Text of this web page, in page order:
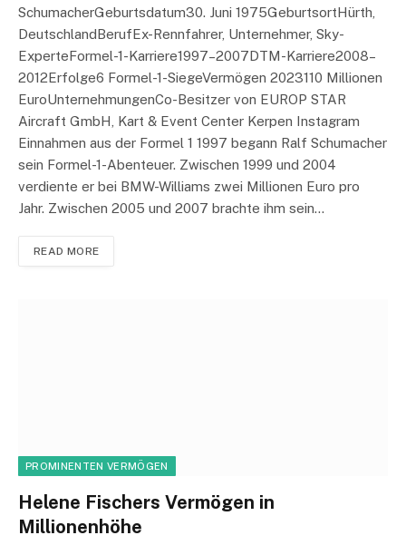
SchumacherGeburtsdatum30. Juni 1975GeburtsortHürth,
DeutschlandBerufEx-Rennfahrer, Unternehmer, Sky-
ExperteFormel-1-Karriere1997–2007DTM-Karriere2008–
2012Erfolge6 Formel-1-SiegeVermögen 2023110 Millionen
EuroUnternehmungenCo-Besitzer von EUROP STAR
Aircraft GmbH, Kart & Event Center Kerpen Instagram
Einnahmen aus der Formel 1 1997 begann Ralf Schumacher
sein Formel-1-Abenteuer. Zwischen 1999 und 2004
verdiente er bei BMW-Williams zwei Millionen Euro pro
Jahr. Zwischen 2005 und 2007 brachte ihm sein…
READ MORE
PROMINENTEN VERMÖGEN
Helene Fischers Vermögen in
Millionenhöhe